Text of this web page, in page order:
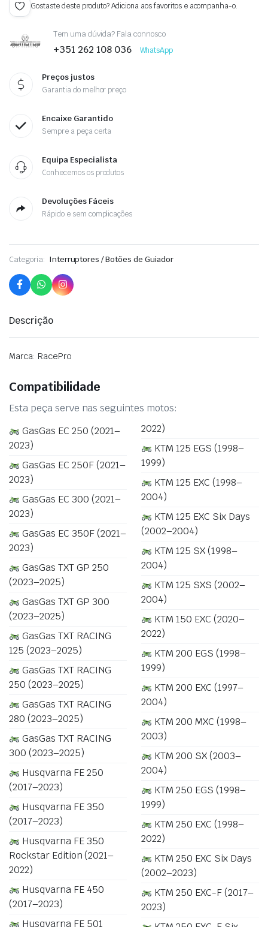
Gostaste deste produto? Adiciona aos favoritos e acompanha-o.
Tem uma dúvida? Fala connosco
+351 262 108 036 WhatsApp
Preços justos
Garantia do melhor preço
Encaixe Garantido
Sempre a peça certa
Equipa Especialista
Conhecemos os produtos
Devoluções Fáceis
Rápido e sem complicações
Categoria: Interruptores / Botões de Guiador
Descrição
Marca: RacePro
Compatibilidade
Esta peça serve nas seguintes motos:
GasGas EC 250 (2021–
2023)
GasGas EC 250F (2021–
2023)
GasGas EC 300 (2021–
2023)
GasGas EC 350F (2021–
2023)
GasGas TXT GP 250
(2023–2025)
GasGas TXT GP 300
(2023–2025)
GasGas TXT RACING
125 (2023–2025)
GasGas TXT RACING
250 (2023–2025)
GasGas TXT RACING
280 (2023–2025)
GasGas TXT RACING
300 (2023–2025)
Husqvarna FE 250
(2017–2023)
Husqvarna FE 350
(2017–2023)
Husqvarna FE 350
Rockstar Edition (2021–
2022)
Husqvarna FE 450
(2017–2023)
Husqvarna FE 501
2022)
KTM 125 EGS (1998–
1999)
KTM 125 EXC (1998–
2004)
KTM 125 EXC Six Days
(2002–2004)
KTM 125 SX (1998–
2004)
KTM 125 SXS (2002–
2004)
KTM 150 EXC (2020–
2022)
KTM 200 EGS (1998–
1999)
KTM 200 EXC (1997–
2004)
KTM 200 MXC (1998–
2003)
KTM 200 SX (2003–
2004)
KTM 250 EGS (1998–
1999)
KTM 250 EXC (1998–
2022)
KTM 250 EXC Six Days
(2002–2023)
KTM 250 EXC-F (2017–
2023)